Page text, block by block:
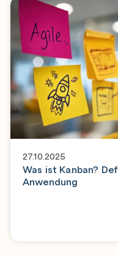
27.10.2025
Was ist Kanban?
Anwendung